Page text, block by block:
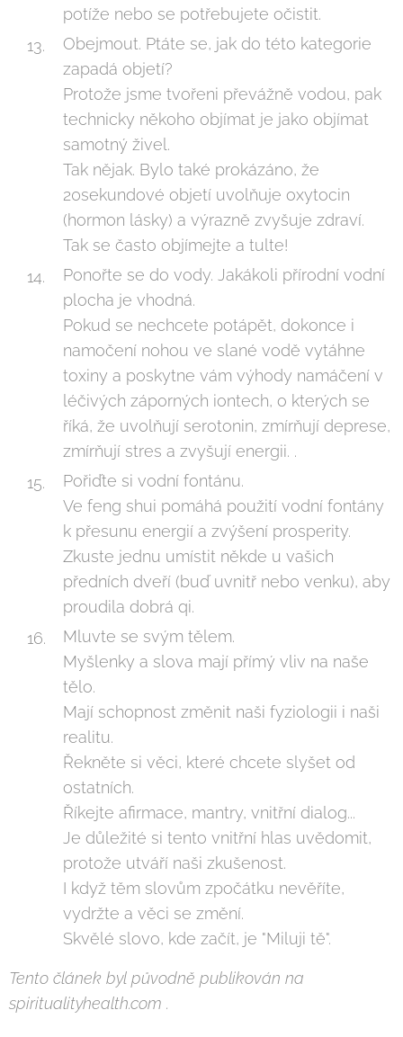
potíže nebo se potřebujete očistit.
Obejmout. Ptáte se, jak do této kategorie
zapadá objetí?
Protože jsme tvořeni převážně vodou, pak
technicky někoho objímat je jako objímat
samotný živel.
Tak nějak. Bylo také prokázáno, že
20sekundové objetí uvolňuje oxytocin
(hormon lásky) a výrazně zvyšuje zdraví.
Tak se často objímejte a tulte!
Ponořte se do vody. Jakákoli přírodní vodní
plocha je vhodná.
Pokud se nechcete potápět, dokonce i
namočení nohou ve slané vodě vytáhne
toxiny a poskytne vám výhody namáčení v
léčivých záporných iontech, o kterých se
říká, že uvolňují serotonin, zmírňují deprese,
zmírňují stres a zvyšují energii. .
Pořiďte si vodní fontánu.
Ve feng shui pomáhá použití vodní fontány
k přesunu energií a zvýšení prosperity.
Zkuste jednu umístit někde u vašich
předních dveří (buď uvnitř nebo venku), aby
proudila dobrá qi.
Mluvte se svým tělem.
Myšlenky a slova mají přímý vliv na naše
tělo.
Mají schopnost změnit naši fyziologii i naši
realitu.
Řekněte si věci, které chcete slyšet od
ostatních.
Říkejte afirmace, mantry, vnitřní dialog...
Je důležité si tento vnitřní hlas uvědomit,
protože utváří naši zkušenost.
I když těm slovům zpočátku nevěříte,
vydržte a věci se změní.
Skvělé slovo, kde začít, je "Miluji tě".
Tento článek byl původně publikován na
spiritualityhealth.com .